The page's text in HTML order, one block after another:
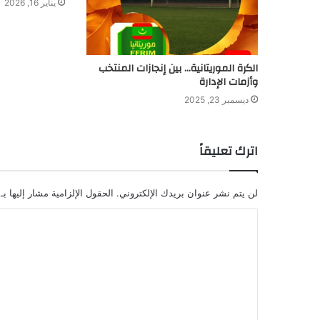
الكرة الموريتانية… بين إنجازات المنتخب
وأزمات الإدارة
ديسمبر 23, 2025
يناير 16, 2026
اترك تعليقاً
لن يتم نشر عنوان بريدك الإلكتروني. الحقول الإلزامية مشار إليها بـ